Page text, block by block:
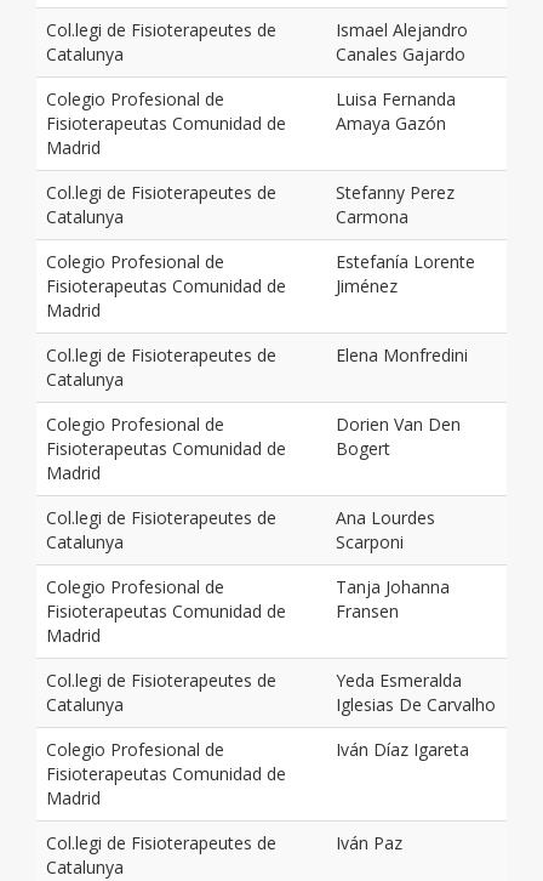
Col.legi de Fisioterapeutes de
Catalunya
Ismael Alejandro
Canales Gajardo
Colegio Profesional de
Fisioterapeutas Comunidad de
Madrid
Luisa Fernanda
Amaya Gazón
Col.legi de Fisioterapeutes de
Catalunya
Stefanny Perez
Carmona
Colegio Profesional de
Fisioterapeutas Comunidad de
Madrid
Estefanía Lorente
Jiménez
Col.legi de Fisioterapeutes de
Catalunya
Elena Monfredini
Colegio Profesional de
Fisioterapeutas Comunidad de
Madrid
Dorien Van Den
Bogert
Col.legi de Fisioterapeutes de
Catalunya
Ana Lourdes
Scarponi
Colegio Profesional de
Fisioterapeutas Comunidad de
Madrid
Tanja Johanna
Fransen
Col.legi de Fisioterapeutes de
Catalunya
Yeda Esmeralda
Iglesias De Carvalho
Colegio Profesional de
Fisioterapeutas Comunidad de
Madrid
Iván Díaz Igareta
Col.legi de Fisioterapeutes de
Catalunya
Iván Paz